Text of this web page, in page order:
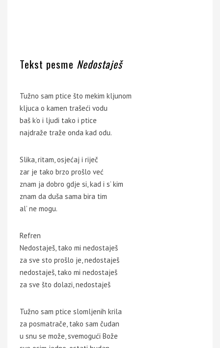
Tekst pesme Nedostaješ
Tužno sam ptice što mekim kljunom
kljuca o kamen trašeći vodu
baš k’o i ljudi tako i ptice
najdraže traže onda kad odu.
Slika, ritam, osjećaj i riječ
zar je tako brzo prošlo već
znam ja dobro gdje si, kad i s’ kim
znam da duša sama bira tim
al’ ne mogu.
Refren
Nedostaješ, tako mi nedostaješ
za sve sto prošlo je, nedostaješ
nedostaješ, tako mi nedostaješ
za sve što dolazi, nedostaješ
Tužno sam ptice slomljenih krila
za posmatrače, tako sam čudan
u snu se može, svemogući Bože